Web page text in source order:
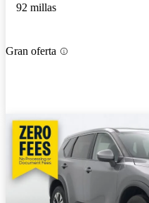
92 millas
Gran oferta